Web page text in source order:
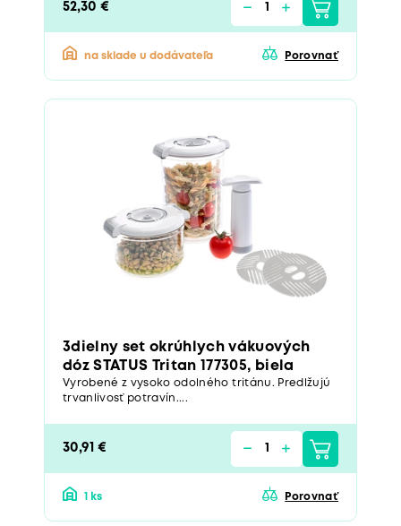
52,30 €
na sklade u dodávateľa Porovnať
3dielny set okrúhlych vákuových
dóz STATUS Tritan 177305, biela
Vyrobené z vysoko odolného tritánu. Predlžujú
trvanlivosť potravín....
30,91 €
1 ks Porovnať